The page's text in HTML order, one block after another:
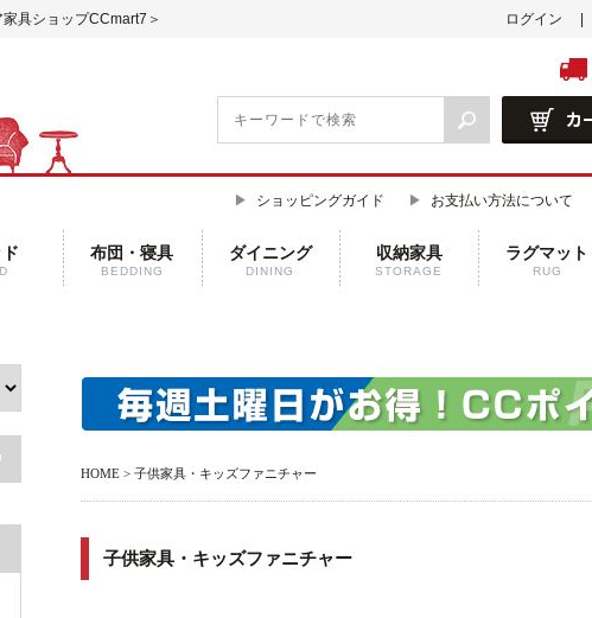
家具ショップCCmart7＞ ログイン
ショッピングガイド お支払い方法について
布団・寝具
BEDDING
ダイニング
DINING
収納家具
STORAGE
ラグマット
RUG
HOME > 子供家具・キッズファニチャー
子供家具・キッズファニチャー